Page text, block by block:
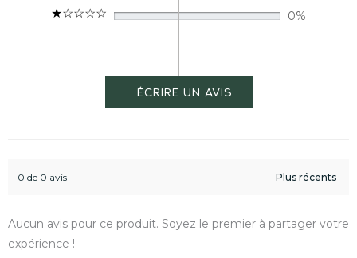
0%
0 de 0 avis
Aucun avis pour ce produit. Soyez le premier à partager votre
expérience !